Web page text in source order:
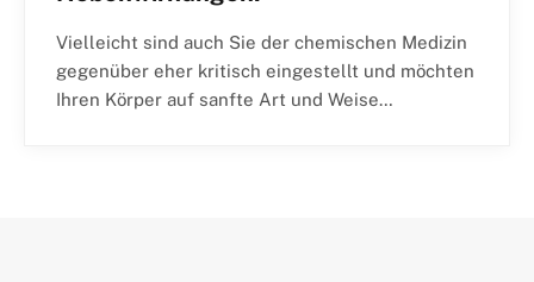
Vielleicht sind auch Sie der chemischen Medizin
gegenüber eher kritisch eingestellt und möchten
Ihren Körper auf sanfte Art und Weise…